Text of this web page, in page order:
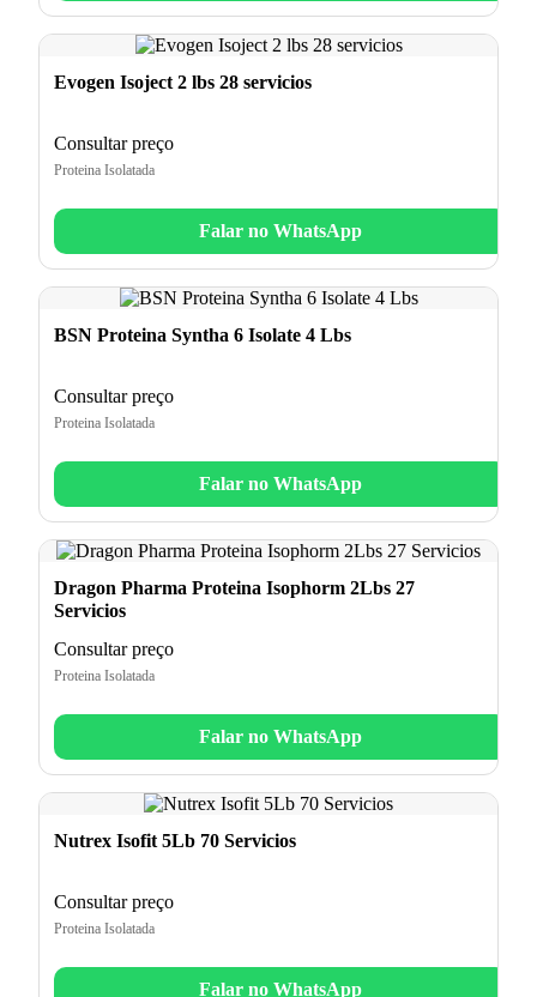
Evogen Isoject 2 lbs 28 servicios
Consultar preço
Proteina Isolatada
Falar no WhatsApp
BSN Proteina Syntha 6 Isolate 4 Lbs
Consultar preço
Proteina Isolatada
Falar no WhatsApp
Dragon Pharma Proteina Isophorm 2Lbs 27
Servicios
Consultar preço
Proteina Isolatada
Falar no WhatsApp
Nutrex Isofit 5Lb 70 Servicios
Consultar preço
Proteina Isolatada
Falar no WhatsApp